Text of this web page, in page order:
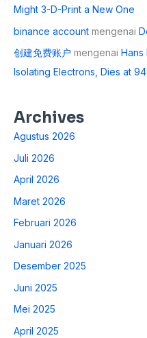
Might 3-D-Print a New One
binance account mengenai
创建免费账户 mengenai Hans
Isolating Electrons, Dies at 94
Archives
Agustus 2026
Juli 2026
April 2026
Maret 2026
Februari 2026
Januari 2026
Desember 2025
Juni 2025
Mei 2025
April 2025